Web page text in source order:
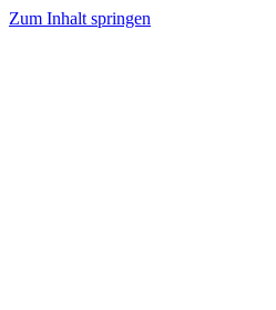
Zum Inhalt springen